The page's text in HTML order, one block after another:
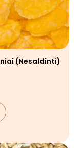
(nesaldinti)